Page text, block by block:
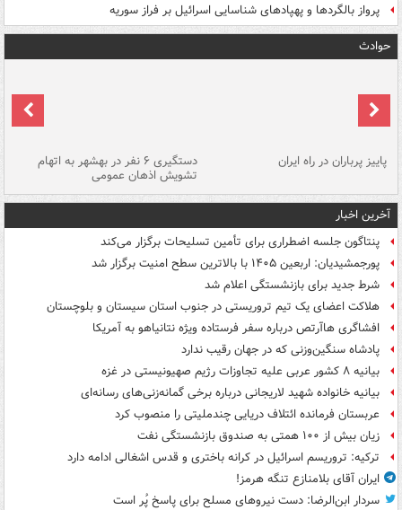
پرواز بالگردها و پهپادهای شناسایی اسرائیل بر فراز سوریه
حوادث
پاییز پرباران در راه ایران دستگیری ۶ نفر در بهشهر به اتهام
تشویش اذهان عمومی
آخرین اخبار
پنتاگون جلسه اضطراری برای تأمین تسلیحات برگزار می‌کند
پورجمشیدیان: اربعین ۱۴۰۵ با بالاترین سطح امنیت برگزار شد
شرط جدید برای بازنشستگی اعلام شد
هلاکت اعضای یک تیم تروریستی در جنوب استان سیستان و بلوچستان
افشاگری هاآرتص درباره سفر فرستاده ویژه نتانیاهو به آمریکا
پادشاه سنگین‌وزنی که در جهان رقیب ندارد
بیانیه ۸ کشور عربی علیه تجاوزات رژیم صهیونیستی در غزه
بیانیه خانواده شهید لاریجانی درباره برخی گمانه‌زنی‌های رسانه‌ای
عربستان فرمانده ائتلاف دریایی چندملیتی را منصوب کرد
زیان بیش از ۱۰۰ همتی به صندوق‌ بازنشستگی نفت
ترکیه: تروریسم اسرائیل در کرانه باختری و قدس اشغالی ادامه دارد
ایران آقای بلامنازع تنگه هرمز!
سردار ابن‌الرضا: دست نیروهای مسلح برای پاسخ پُر است